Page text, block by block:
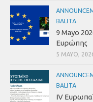
BALITA
9 Mayo
Ευρώπης
5 MAYO,
BALITA
IV